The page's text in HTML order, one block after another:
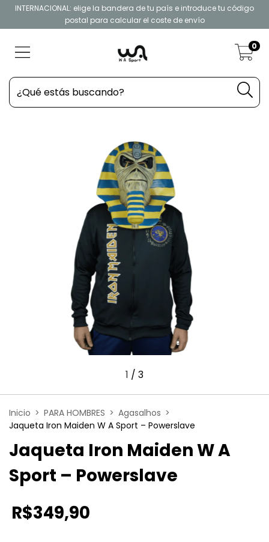
INTERNACIONAL: elige la bandera de tu país e introduce tu código
postal para calcular el coste de envío
0
1 / 3
Inicio > PARA HOMBRES > Agasalhos >
Jaqueta Iron Maiden W A Sport – Powerslave
Jaqueta Iron Maiden W A
Sport – Powerslave
R$349,90